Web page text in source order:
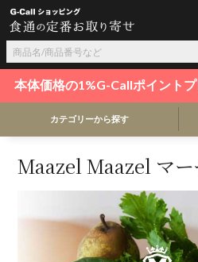
本体価格の1%G-Callポイントプ
カテゴリーから探す
Maazel Maazel マ